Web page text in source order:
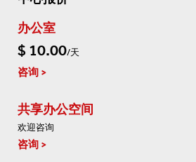
办公室
$ 10.00/天
咨询
共享办公空间
欢迎咨询
咨询